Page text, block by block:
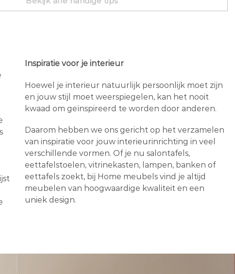
Inspiratie voor je interieur
Hoewel je interieur natuurlijk persoonlijk moet zijn
en jouw stijl moet weerspiegelen, kan het nooit
kwaad om geïnspireerd te worden door anderen.
Daarom hebben we ons gericht op het verzamelen
van inspiratie voor jouw interieurinrichting in veel
verschillende vormen. Of je nu salontafels,
eettafelstoelen, vitrinekasten, lampen, banken of
eettafels zoekt, bij Home meubels vind je altijd
meubelen van hoogwaardige kwaliteit en een
uniek design.